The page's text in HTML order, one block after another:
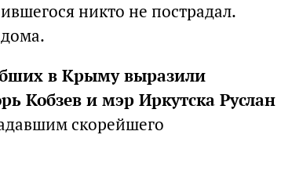
никто не пострадал.
в Крыму выразили
Кобзев и мэр Иркутска Руслан
скорейшего